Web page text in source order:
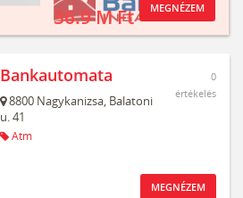
36.9 M Ft MEGNÉZEM
Bankautomata
8800 Nagykanizsa, Balatoni
u. 41
Atm
0
értékelés
MEGNÉZEM